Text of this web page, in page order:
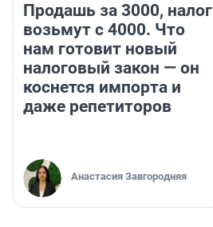
Продашь за 3000, налог
возьмут с 4000. Что
нам готовит новый
налоговый закон — он
коснется импорта и
даже репетиторов
Анастасия Завгородняя